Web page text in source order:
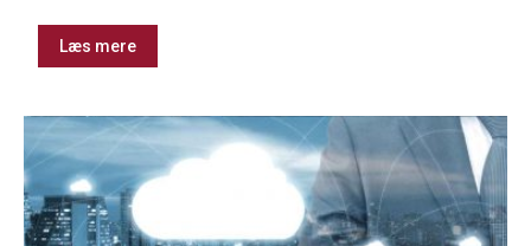
Læs mere